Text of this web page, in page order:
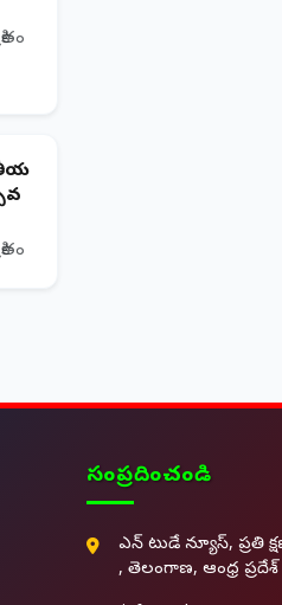
సంప్రదించండి
ఎన్ టుడే న్యూస్, ప్రతి
, తెలంగాణ, ఆంధ్ర ప్రదేశ్